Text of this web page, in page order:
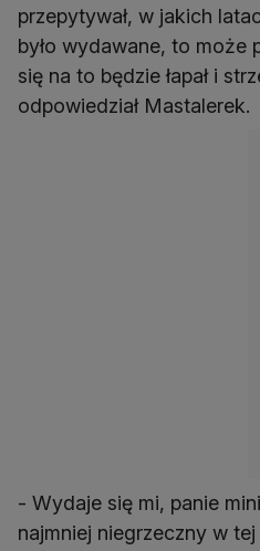
przepytywał, w jakich
było wydawane, to może
się na to będzie łapał i
odpowiedział Mastalerek.
- Wydaje się mi, panie
najmniej niegrzeczny w